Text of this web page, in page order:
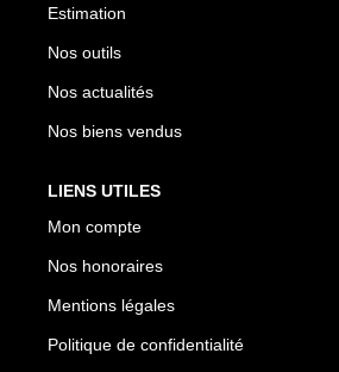
Estimation
Nos outils
Nos actualités
Nos biens vendus
LIENS UTILES
Mon compte
Nos honoraires
Mentions légales
Politique de confidentialité